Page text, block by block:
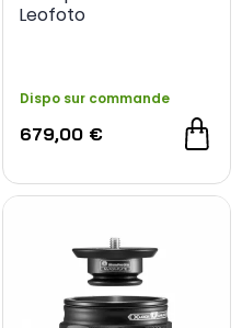
Leofoto
Dispo sur commande
679,00 €